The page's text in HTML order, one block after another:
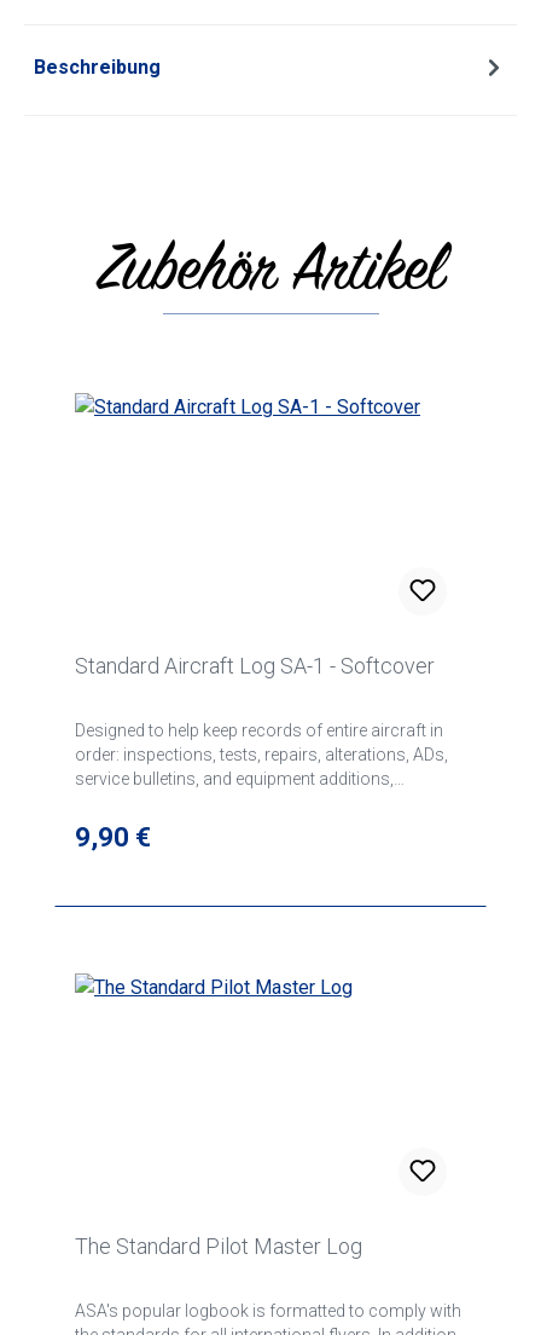
Beschreibung
Produktgalerie überspringen
Zubehör Artikel
Standard Aircraft Log SA-1 - Softcover
Designed to help keep records of entire aircraft in
order: inspections, tests, repairs, alterations, ADs,
service bulletins, and equipment additions,
major alterations and altimeter/static system
checks.
Regulärer Preis:
9,90 €
The Standard Pilot Master Log
ASA's popular logbook is formatted to comply with